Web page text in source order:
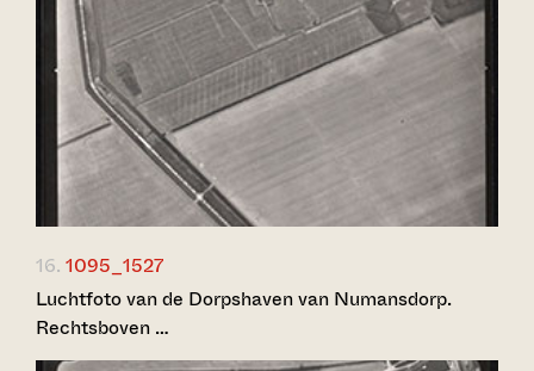
16. 1095_1527
Luchtfoto van de Dorpshaven van Numansdorp.
Rechtsboven …